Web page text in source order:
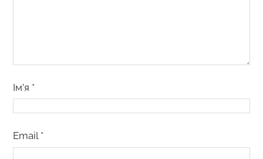
Ім’я *
Email *